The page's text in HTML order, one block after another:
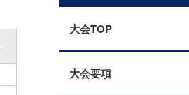
大会TOP
大会要項